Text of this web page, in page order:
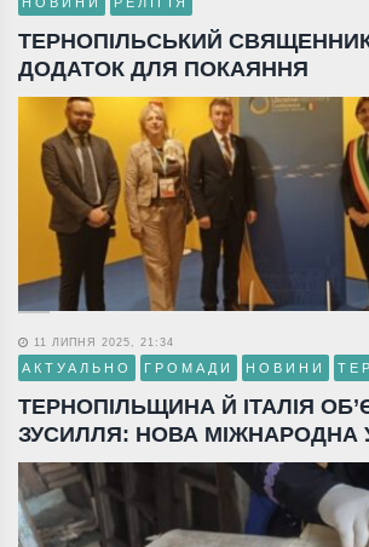
ТЕРНОПІЛЬСЬКИЙ
ДОДАТОК ДЛЯ ПОКАЯННЯ
11 ЛИПНЯ 2025, 21:34
АКТУАЛЬНО ГРОМАДИ НОВИНИ
ТЕРНОПІЛЬЩИНА Й ІТАЛІЯ
ЗУСИЛЛЯ: НОВА МІЖНАРОДНА